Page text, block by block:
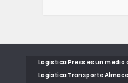
Logistica Press es un
Logistica Transporte